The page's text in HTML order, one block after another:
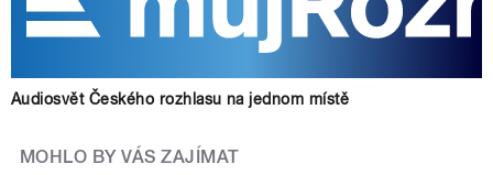
Audiosvět Českého rozhlasu na jednom místě
MOHLO BY VÁS ZAJÍMAT